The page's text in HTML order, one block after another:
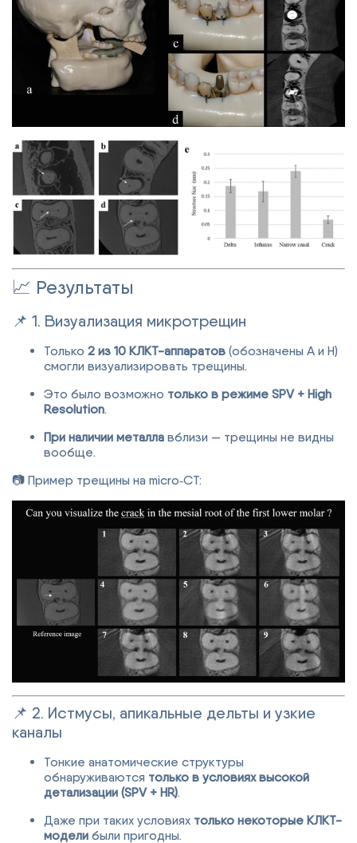
📈 Результаты
📌 1. Визуализация микротрещин
Только 2 из 10 КЛКТ-аппаратов (обозначены A и H)
смогли визуализировать трещины.
Это было возможно только в режиме SPV + High
Resolution.
При наличии металла вблизи — трещины не видны
вообще.
📷 Пример трещины на micro‑CT:
📌 2. Истмусы, апикальные дельты и узкие
каналы
Тонкие анатомические структуры
обнаруживаются только в условиях высокой
детализации (SPV + HR).
Даже при таких условиях только некоторые КЛКТ-
модели были пригодны.